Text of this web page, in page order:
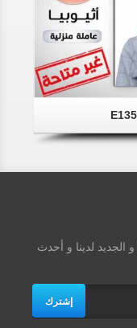
الجديد لدينا و أحدث
إشترك